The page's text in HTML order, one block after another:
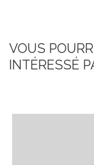
VOUS
INTÉRESSÉ